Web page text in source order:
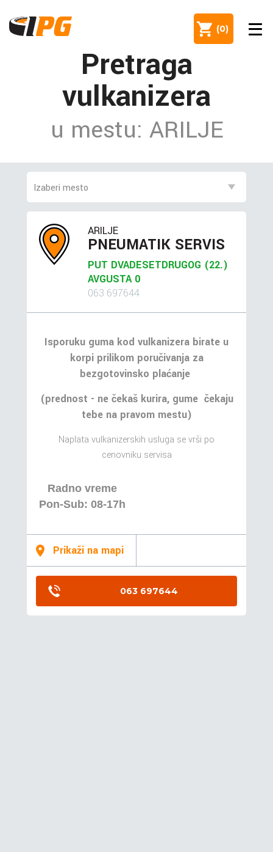
(0)
Pretraga
vulkanizera
u mestu: ARILJE
ARILJE
PNEUMATIK SERVIS
PUT DVADESETDRUGOG (22.)
AVGUSTA 0
063 697644
Isporuku guma kod vulkanizera birate u
korpi prilikom poručivanja za
bezgotovinsko plaćanje
(prednost - ne čekaš kurira, gume čekaju
tebe na pravom mestu)
Naplata vulkanizerskih usluga se vrši po
cenovniku servisa
Radno vreme
Pon-Sub: 08-17h
Prikaži na mapi
063 697644